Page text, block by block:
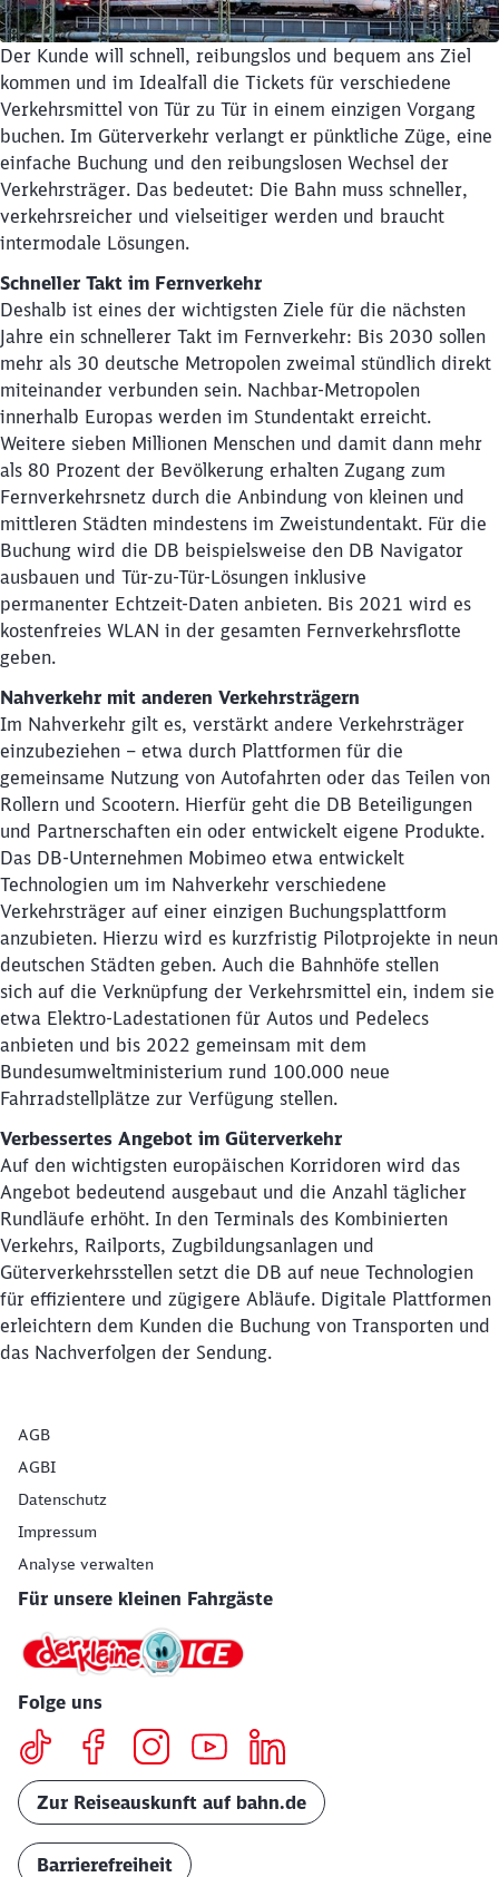
Der Kunde will schnell, reibungslos und bequem ans Ziel
kommen und im Idealfall die Tickets für verschiedene
Verkehrsmittel von Tür zu Tür in einem einzigen Vorgang
buchen. Im Güterverkehr verlangt er pünktliche Züge, eine
einfache Buchung und den reibungslosen Wechsel der
Verkehrsträger. Das bedeutet: Die Bahn muss schneller,
verkehrsreicher und vielseitiger werden und braucht
intermodale Lösungen.
Schneller Takt im Fernverkehr
Deshalb ist eines der wichtigsten Ziele für die nächsten
Jahre ein schnellerer Takt im Fernverkehr: Bis 2030 sollen
mehr als 30 deutsche Metropolen zweimal stündlich direkt
miteinander verbunden sein. Nachbar-Metropolen
innerhalb Europas werden im Stundentakt erreicht.
Weitere sieben Millionen Menschen und damit dann mehr
als 80 Prozent der Bevölkerung erhalten Zugang zum
Fernverkehrsnetz durch die Anbindung von kleinen und
mittleren Städten mindestens im Zweistundentakt. Für die
Buchung wird die DB beispielsweise den DB Navigator
ausbauen und Tür-zu-Tür-Lösungen inklusive
permanenter Echtzeit-Daten anbieten. Bis 2021 wird es
kostenfreies WLAN in der gesamten Fernverkehrsflotte
geben.
Nahverkehr mit anderen Verkehrsträgern
Im Nahverkehr gilt es, verstärkt andere Verkehrsträger
einzubeziehen – etwa durch Plattformen für die
gemeinsame Nutzung von Autofahrten oder das Teilen von
Rollern und Scootern. Hierfür geht die DB Beteiligungen
und Partnerschaften ein oder entwickelt eigene Produkte.
Das DB-Unternehmen Mobimeo etwa entwickelt
Technologien um im Nahverkehr verschiedene
Verkehrsträger auf einer einzigen Buchungsplattform
anzubieten. Hierzu wird es kurzfristig Pilotprojekte in neun
deutschen Städten geben. Auch die Bahnhöfe stellen
sich auf die Verknüpfung der Verkehrsmittel ein, indem sie
etwa Elektro-Ladestationen für Autos und Pedelecs
anbieten und bis 2022 gemeinsam mit dem
Bundesumweltministerium rund 100.000 neue
Fahrradstellplätze zur Verfügung stellen.
Verbessertes Angebot im Güterverkehr
Auf den wichtigsten europäischen Korridoren wird das
Angebot bedeutend ausgebaut und die Anzahl täglicher
Rundläufe erhöht. In den Terminals des Kombinierten
Verkehrs, Railports, Zugbildungsanlagen und
Güterverkehrsstellen setzt die DB auf neue Technologien
für effizientere und zügigere Abläufe. Digitale Plattformen
erleichtern dem Kunden die Buchung von Transporten und
das Nachverfolgen der Sendung.
AGB
AGBI
Datenschutz
Impressum
Analyse verwalten
Für unsere kleinen Fahrgäste
Folge uns
Zur Reiseauskunft auf bahn.de
Barrierefreiheit